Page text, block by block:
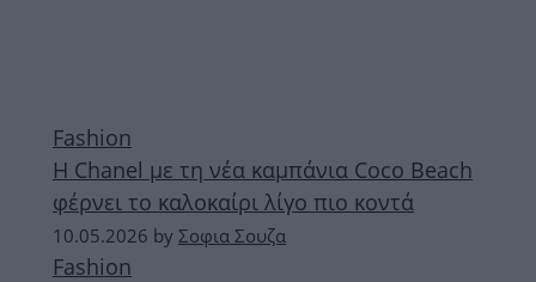
Fashion
Η Chanel με τη νέα καμπάνια Coco Beach
φέρνει το καλοκαίρι λίγο πιο κοντά
10.05.2026 by Σοφια Σουζα
Fashion